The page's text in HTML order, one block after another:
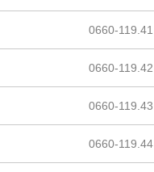
0660-119.41
0660-119.42
0660-119.43
0660-119.44